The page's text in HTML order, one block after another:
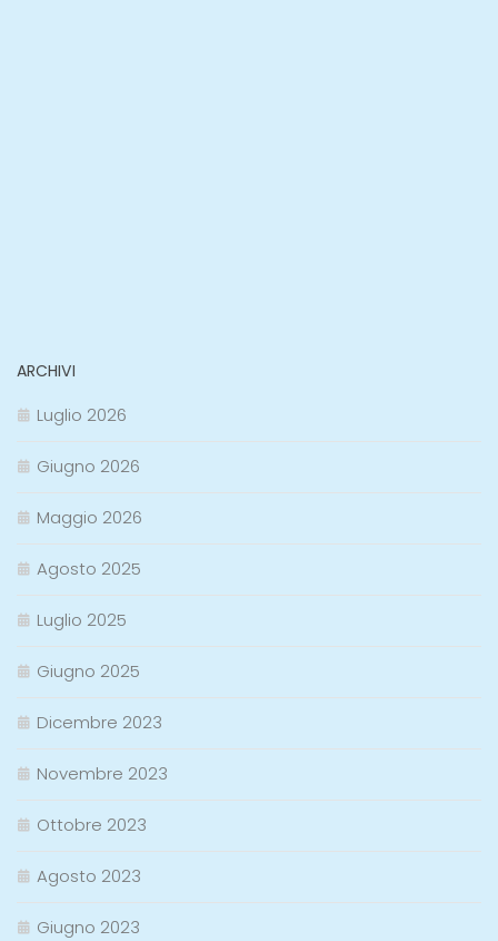
ARCHIVI
Luglio 2026
Giugno 2026
Maggio 2026
Agosto 2025
Luglio 2025
Giugno 2025
Dicembre 2023
Novembre 2023
Ottobre 2023
Agosto 2023
Giugno 2023